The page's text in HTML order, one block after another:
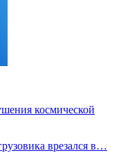
космической
врезался в…